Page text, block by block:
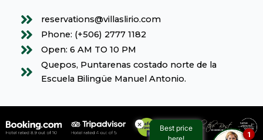
reservations@villaslirio.com
Phone: (+506) 2777 1182
Open: 6 AM TO 10 PM
Quepos, Puntarenas costado norte de la
Escuela Bilingüe Manuel Antonio.
×
Best price
1